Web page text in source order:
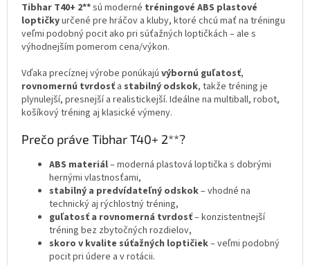
Tibhar T40+ 2**sú moderné tréningové ABS plastové
loptičkyurčené pre hráčov a kluby, ktoré chcú mať na tréningu
veľmi podobný pocit ako pri súťažných loptičkách – ale s
výhodnejším pomerom cena/výkon.
Vďaka precíznej výrobe ponúkajú výbornú guľatosť,
rovnomernú tvrdosť a stabilný odskok, takže tréning je
plynulejší, presnejší a realistickejší. Ideálne na multiball, robot,
košíkový tréning aj klasické výmeny.
Prečo práve Tibhar T40+ 2**?
ABS materiál– moderná plastová loptička s dobrými
hernými vlastnosťami,
stabilný a predvídateľný odskok– vhodné na
technický aj rýchlostný tréning,
guľatosť a rovnomerná tvrdosť– konzistentnejší
tréning bez zbytočných rozdielov,
skoro v kvalite súťažných loptičiek– veľmi podobný
pocit pri údere a v rotácii.